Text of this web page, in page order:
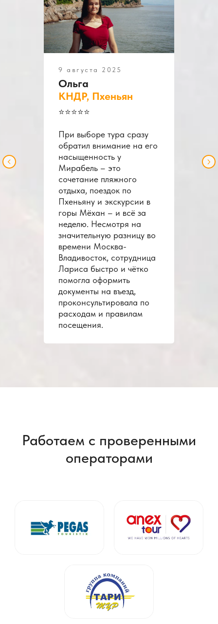
9 августа 2025
Ольга
КНДР, Пхеньян
⭐️⭐️⭐️⭐️⭐️
При выборе тура сразу
обратил внимание на его
насыщенность у
Мирабель – это
сочетание пляжного
отдыха, поездок по
Пхеньяну и экскурсии в
горы Мёхан – и всё за
неделю. Несмотря на
значительную разницу во
времени Москва-
Владивосток, сотрудница
Лариса быстро и чётко
помогла оформить
документы на въезд,
проконсультировала по
расходам и правилам
посещения.
Работаем с проверенными
операторами